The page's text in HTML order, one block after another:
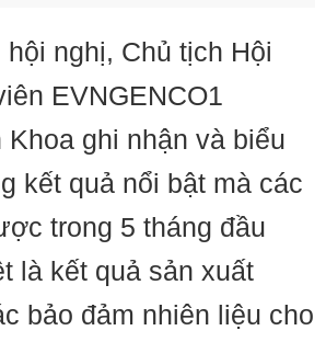
hội nghị, Chủ tịch Hội
EVNGENCO1
Khoa ghi nhận và biểu
kết quả nổi bật mà các
trong 5 tháng đầu
là kết quả sản xuất
bảo đảm nhiên liệu cho